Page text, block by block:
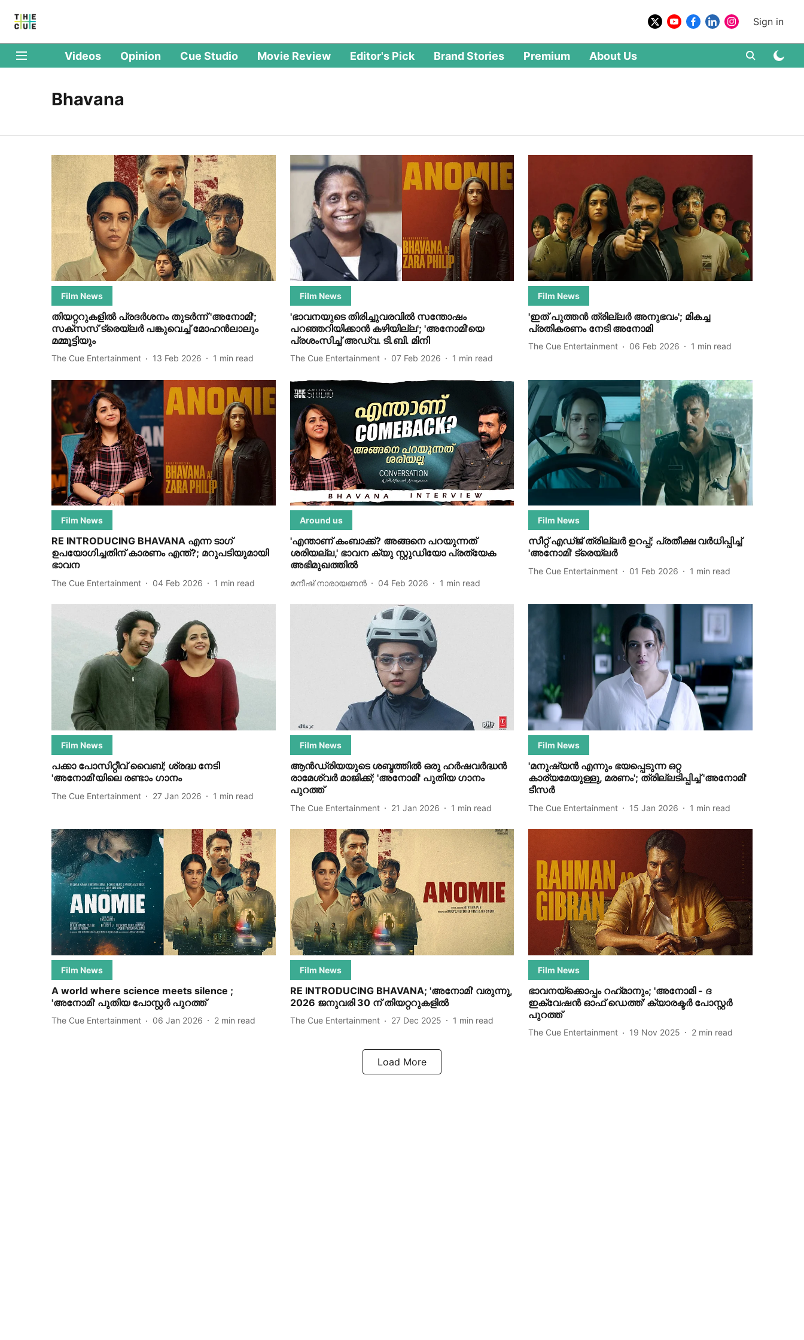
Sign in
Videos Opinion Cue Studio Movie Review Editor's Pick Brand Stories Premium About Us
Bhavana
Film News
തിയറ്ററുകളിൽ പ്രദർശനം തുടർന്ന് 'അനോമി';
സക്സസ് ട്രെയ്‌ലർ പങ്കുവെച്ച് മോഹൻലാലും
മമ്മൂട്ടിയും
The Cue Entertainment 13 Feb 2026 1 min read
Film News
'ഭാവനയുടെ തിരിച്ചുവരവിൽ സന്തോഷം
പറഞ്ഞറിയിക്കാൻ കഴിയില്ല'; 'അനോമി'യെ
പ്രശംസിച്ച് അഡ്വ. ടി.ബി. മിനി
The Cue Entertainment 07 Feb 2026 1 min read
Film News
'ഇത് പുത്തൻ ത്രില്ലർ അനുഭവം'; മികച്ച
പ്രതികരണം നേടി അനോമി
The Cue Entertainment 06 Feb 2026 1 min read
Film News
RE INTRODUCING BHAVANA എന്ന ടാഗ്
ഉപയോഗിച്ചതിന് കാരണം എന്ത്?; മറുപടിയുമായി
ഭാവന
The Cue Entertainment 04 Feb 2026 1 min read
Around us
'എന്താണ് കംബാക്ക്? അങ്ങനെ പറയുന്നത്
ശരിയല്ല,' ഭാവന ക്യു സ്റ്റുഡിയോ പ്രത്യേക
അഭിമുഖത്തിൽ
മനീഷ് നാരായണന്‍ 04 Feb 2026 1 min read
Film News
സീറ്റ് എഡ്ജ് ത്രില്ലർ ഉറപ്പ്; പ്രതീക്ഷ വർധിപ്പിച്ച്
'അനോമി' ട്രെയ്‌ലർ
The Cue Entertainment 01 Feb 2026 1 min read
Film News
പക്കാ പോസിറ്റീവ് വൈബ്; ശ്രദ്ധ നേടി
'അനോമി'യിലെ രണ്ടാം ഗാനം
The Cue Entertainment 27 Jan 2026 1 min read
Film News
ആൻഡ്രിയയുടെ ശബ്ദത്തിൽ ഒരു ഹർഷവർദ്ധൻ
രാമേശ്വർ മാജിക്ക്; 'അനോമി' പുതിയ ഗാനം
പുറത്ത്
The Cue Entertainment 21 Jan 2026 1 min read
Film News
'മനുഷ്യൻ എന്നും ഭയപ്പെടുന്ന ഒറ്റ
കാര്യമേയുള്ളു, മരണം'; ത്രില്ലടിപ്പിച്ച് 'അനോമി'
ടീസർ
The Cue Entertainment 15 Jan 2026 1 min read
Film News
A world where science meets silence ;
'അനോമി' പുതിയ പോസ്റ്റർ പുറത്ത്
The Cue Entertainment 06 Jan 2026 2 min read
Film News
RE INTRODUCING BHAVANA; 'അനോമി' വരുന്നു,
2026 ജനുവരി 30 ന് തിയറ്ററുകളിൽ
The Cue Entertainment 27 Dec 2025 1 min read
Film News
ഭാവനയ്‌ക്കൊപ്പം റഹ്‌മാനും; 'അനോമി - ദ
ഇക്വേഷൻ ഓഫ് ഡെത്ത്' ക്യാരക്ടർ പോസ്റ്റർ
പുറത്ത്
The Cue Entertainment 19 Nov 2025 2 min read
Load More